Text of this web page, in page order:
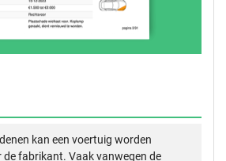
kan een voertuig worden
fabrikant. Vaak vanwegen de